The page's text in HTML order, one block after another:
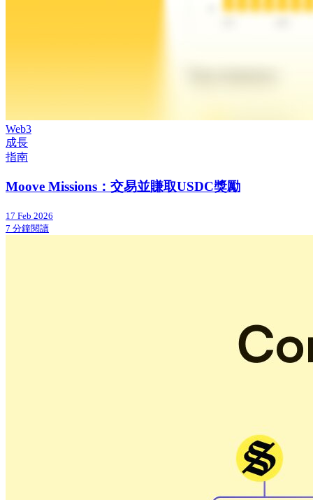
Web3
成長
指南
Moove Missions：交易並賺取USDC獎勵
17 Feb 2026
7 分鐘閱讀